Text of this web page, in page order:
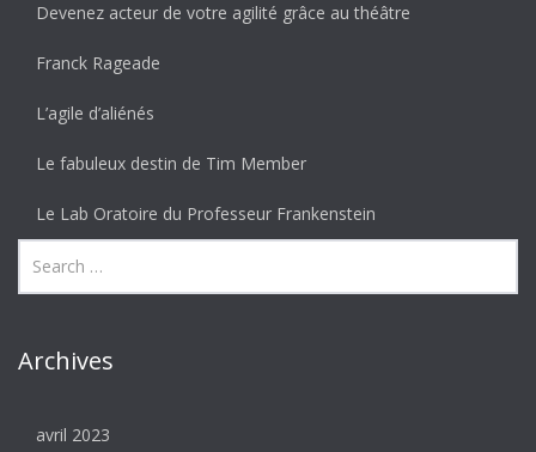
Devenez acteur de votre agilité grâce au théâtre
Franck Rageade
L’agile d’aliénés
Le fabuleux destin de Tim Member
Le Lab Oratoire du Professeur Frankenstein
Archives
avril 2023